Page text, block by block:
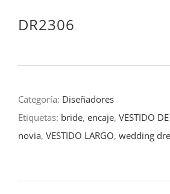
DR2306
Categoría: Diseñadores
Etiquetas: bride, encaje, VESTIDO
novia, VESTIDO LARGO, wedding